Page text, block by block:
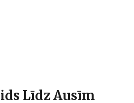
Līdz Ausīm